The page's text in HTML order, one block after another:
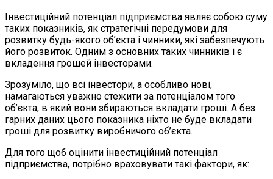
Інвестиційний потенціал підприємства являє собою суму
таких показників, як стратегічні передумови для
розвитку будь-якого об’єкта і чинники, які забезпечують
його розвиток. Одним з основних таких чинників і є
вкладення грошей інвесторами.
Зрозуміло, що всі інвестори, а особливо нові,
намагаються уважно стежити за потенціалом того
об’єкта, в який вони збираються вкладати гроші. А без
гарних даних цього показника ніхто не буде вкладати
гроші для розвитку виробничого об’єкта.
Для того щоб оцінити інвестиційний потенціал
підприємства, потрібно враховувати такі фактори, як: